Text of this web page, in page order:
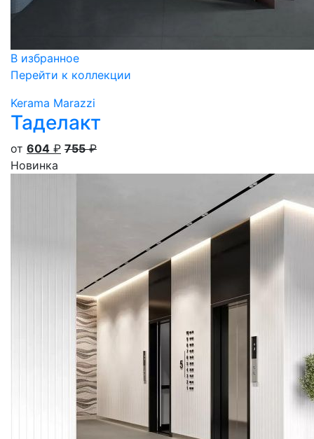
В избранное
Перейти к коллекции
Kerama Marazzi
Таделакт
от 604 ₽ 755₽
Новинка